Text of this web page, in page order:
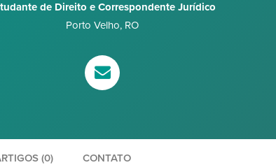
de Direito e Correspondente Jurídico
Porto Velho, RO
(0) CONTATO